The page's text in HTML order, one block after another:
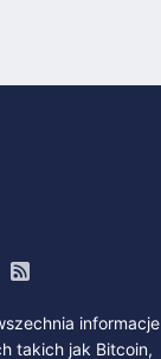
informacje
takich jak Bitcoin,